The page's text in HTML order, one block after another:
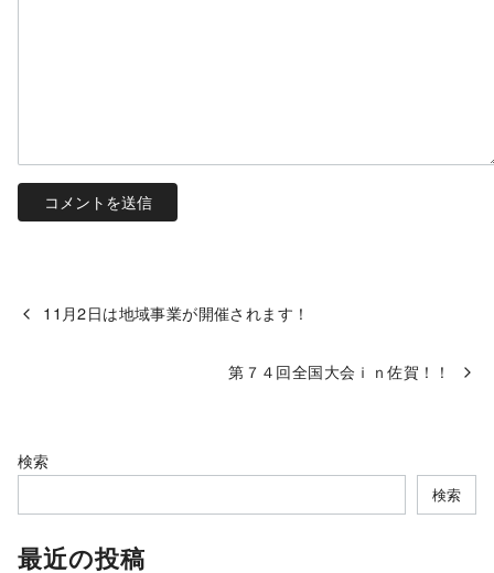
11月2日は地域事業が開催されます！
第７４回全国大会ｉｎ佐賀！！
検索
検索
最近の投稿